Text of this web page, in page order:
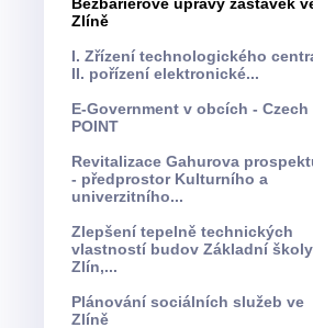
Zlíně
I. Zřízení technologického centra,
II. pořízení elektronické...
E-Government v obcích - Czech
POINT
Revitalizace Gahurova prospektu
- předprostor Kulturního a
univerzitního...
Zlepšení tepelně technických
vlastností budov Základní školy
Zlín,...
Plánování sociálních služeb ve
Zlíně